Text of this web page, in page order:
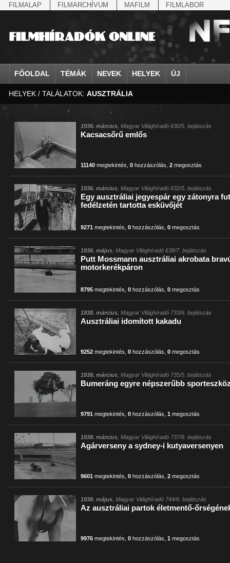
FILMALAP FILMARCHÍVUM MAFILM FILMLABOR
FŐOLDAL TÉMÁK NEVEK HELYEK ÚJ
agrárium
államfő
államosítás
Állatkert
állatvilág
amerikai magyarok
Anschluss
antant
antant
április 4.
IV. Béla, magyar királ...
Aarons-Hughes, Ruth
Abe Nobuyuki
Aczél György
Aczél Ilona
Ádám Zoltán
Ady Endre
Agárdi Gábor
Ágotai Géza, dr.
Aimone savoya-
Albert Ferenc
Aarau
Abapuszta
Abony
Ácsteszér
Addisz-Abeba
Adony
Adua
Afrika
Alag
HELYEK / TALÁLATOK:AUSZTRÁLIA
1936. március , Magyar Világhíradó 630/5. bejátszás
Kacsacsőrű emlős
11140 megtekintés ,0 hozzászólás ,2 megosztás
1936. március , Magyar Világhíradó 632/5. bejátszás
Egy ausztráliai jegyespár egy zátonyra
fedélzetén tartotta esküvőjét
9271 megtekintés ,0 hozzászólás ,0 megosztás
1936. május , Magyar Világhíradó 638/7. bejátszás
Putt Mossmann ausztráliai akrobata
motorkerékpáron
8795 megtekintés ,0 hozzászólás ,0 megosztás
1938. március , Magyar Világhíradó 733/6. bejátszás
Ausztráliai idomított kakadu
9252 megtekintés ,0 hozzászólás ,0 megosztás
1938. március , Magyar Világhíradó 735/5. bejátszás
Bumeráng egyre népszerűbb
9791 megtekintés ,0 hozzászólás ,1 megosztás
1938. március , Magyar Világhíradó 737/8. bejátszás
Agárverseny a sydney-i kutyaversenyen
9601 megtekintés ,0 hozzászólás ,2 megosztás
1938. május , Magyar Világhíradó 744/6. bejátszás
Az ausztráliai partok életmentő-
9976 megtekintés ,0 hozzászólás ,1 megosztás